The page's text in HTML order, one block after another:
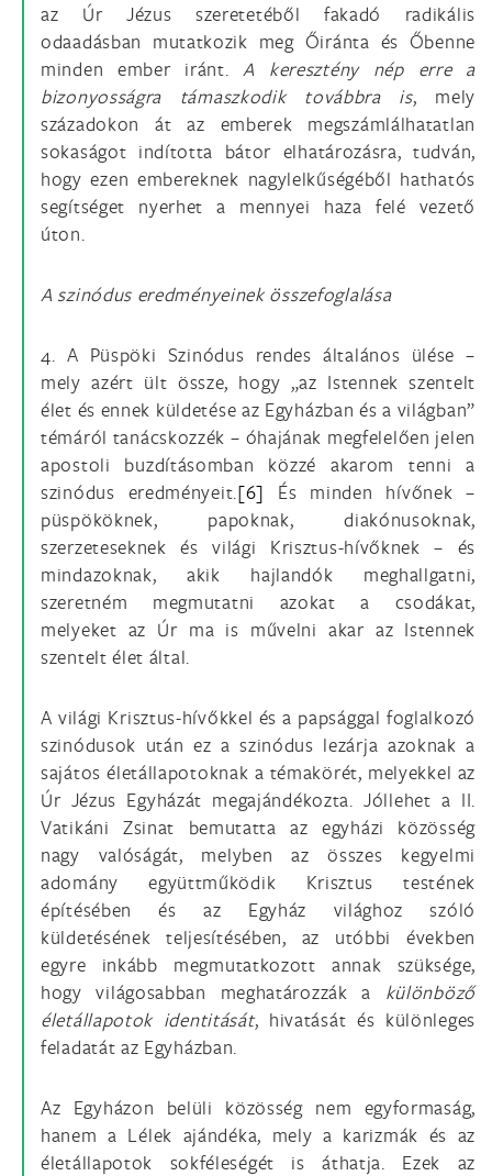
az Úr Jézus szeretetéből fakadó radikális
odaadásban mutatkozik meg Őiránta és Őbenne
minden ember iránt.A keresztény nép erre a
bizonyosságra támaszkodik továbbra is, mely
századokon át az emberek megszámlálhatatlan
sokaságot indította bátor elhatározásra, tudván,
hogy ezen embereknek nagylelkűségéből hathatós
segítséget nyerhet a mennyei haza felé vezető
úton.
A szinódus eredményeinek összefoglalása
4. A Püspöki Szinódus rendes általános ülése –
mely azért ült össze, hogy „az Istennek szentelt
élet és ennek küldetése az Egyházban és a világban”
témáról tanácskozzék – óhajának megfelelően jelen
apostoli buzdításomban közzé akarom tenni a
szinódus eredményeit.[6] És minden hívőnek –
püspököknek, papoknak, diakónusoknak,
szerzeteseknek és világi Krisztus-hívőknek – és
mindazoknak, akik hajlandók meghallgatni,
szeretném megmutatni azokat a csodákat,
melyeket az Úr ma is művelni akar az Istennek
szentelt élet által.
A világi Krisztus-hívőkkel és a papsággal foglalkozó
szinódusok után ez a szinódus lezárja azoknak a
sajátos életállapotoknak a témakörét, melyekkel az
Úr Jézus Egyházát megajándékozta. Jóllehet a II.
Vatikáni Zsinat bemutatta az egyházi közösség
nagy valóságát, melyben az összes kegyelmi
adomány együttműködik Krisztus testének
építésében és az Egyház világhoz szóló
küldetésének teljesítésében, az utóbbi években
egyre inkább megmutatkozott annak szüksége,
hogy világosabban meghatározzák a különböző
életállapotok identitását, hivatását és különleges
feladatát az Egyházban.
Az Egyházon belüli közösség nem egyformaság,
hanem a Lélek ajándéka, mely a karizmák és az
életállapotok sokféleségét is áthatja. Ezek az